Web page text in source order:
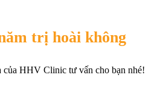
trị hoài không
của HHV Clinic tư vấn cho bạn nhé!